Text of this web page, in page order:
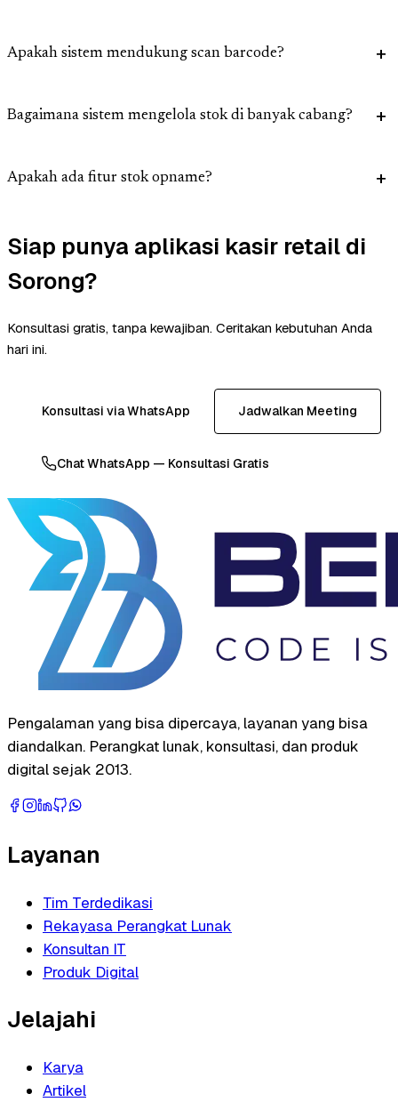
Apakah sistem mendukung scan barcode?
Bagaimana sistem mengelola stok di banyak cabang?
Apakah ada fitur stok opname?
Siap punya aplikasi kasir retail di
Sorong?
Konsultasi gratis, tanpa kewajiban. Ceritakan kebutuhan Anda
hari ini.
Konsultasi via WhatsApp Jadwalkan Meeting
Chat WhatsApp — Konsultasi Gratis
Pengalaman yang bisa dipercaya, layanan yang bisa
diandalkan. Perangkat lunak, konsultasi, dan produk
digital sejak 2013.
Layanan
Tim Terdedikasi
Rekayasa Perangkat Lunak
Konsultan IT
Produk Digital
Jelajahi
Karya
Artikel